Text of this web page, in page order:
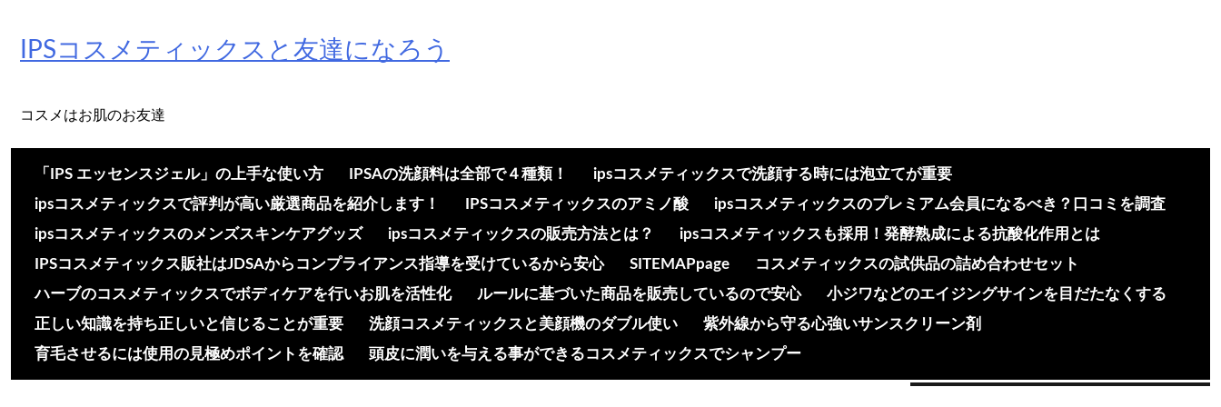
content
IPSコスメティックスと友達になろう
コスメはお肌のお友達
「IPS エッセンスジェル」の上手な使い方 IPSAの洗顔料は全部で４種類！
ipsコスメティックスで洗顔する時には泡立てが重要
ipsコスメティックスで評判が高い厳選商品を紹介します！
IPSコスメティックスのアミノ酸
ipsコスメティックスのプレミアム会員になるべき？口コミを調査
ipsコスメティックスのメンズスキンケアグッズ
ipsコスメティックスの販売方法とは？
ipsコスメティックスも採用！発酵熟成による抗酸化作用とは
IPSコスメティックス販社はJDSAからコンプライアンス指導を受けているから安心
SITEMAPpage
コスメティックスの試供品の詰め合わせセット
ハーブのコスメティックスでボディケアを行いお肌を活性化
ルールに基づいた商品を販売しているので安心
小ジワなどのエイジングサインを目だたなくする
正しい知識を持ち正しいと信じることが重要
洗顔コスメティックスと美顔機のダブル使い
紫外線から守る心強いサンスクリーン剤
育毛させるには使用の見極めポイントを確認
頭皮に潤いを与える事ができるコスメティックスでシャンプー